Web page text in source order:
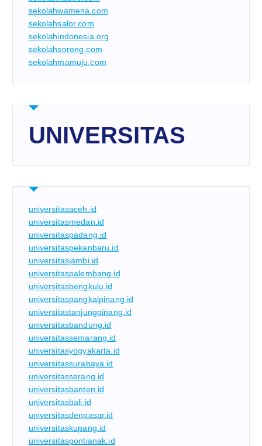
sekolahwamena.com
sekolahsalor.com
sekolahindonesia.org
sekolahsorong.com
sekolahmamuju.com
UNIVERSITAS
universitasaceh.id
universitasmedan.id
universitaspadang.id
universitaspekanbaru.id
universitasjambi.id
universitaspalembang.id
universitasbengkulu.id
universitaspangkalpinang.id
universitastanjungpinang.id
universitasbandung.id
universitassemarang.id
universitasyogyakarta.id
universitassurabaya.id
universitasserang.id
universitasbanten.id
universitasbali.id
universitasdenpasar.id
universitaskupang.id
universitaspontianak.id